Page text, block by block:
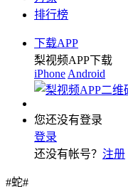
排行榜
下载APP
梨视频APP下载
iPhone Android
您还没有登录
登录
还没有帐号？ 注册
#蛇#